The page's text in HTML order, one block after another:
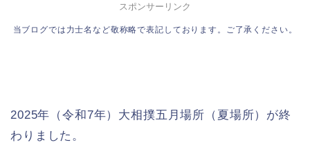
スポンサーリンク
当ブログでは力士名など敬称略で表記しております。ご了承ください。
2025年（令和7年）大相撲五月場所（夏場所）が終
わりました。